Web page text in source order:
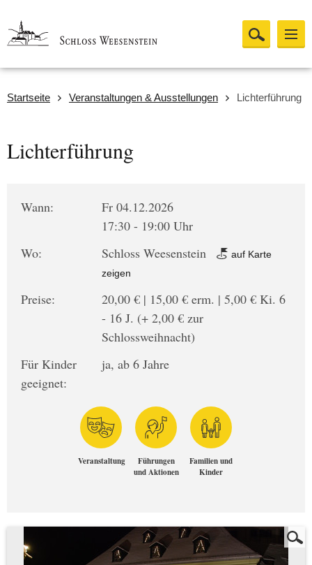
Startseite Veranstaltungen & Ausstellungen Lichterführung
Lichterführung
Wann:
Fr 04.12.2026
17:30 - 19:00 Uhr
Wo:
Schloss Weesenstein
auf Karte
zeigen
Preise:
20,00 € | 15,00 € erm. | 5,00 € Ki. 6
- 16 J. (+ 2,00 € zur
Schlossweihnacht)
Für Kinder
geeignet:
ja, ab 6 Jahre
Veranstaltung
Führungen
und Aktionen
Familien und
Kinder